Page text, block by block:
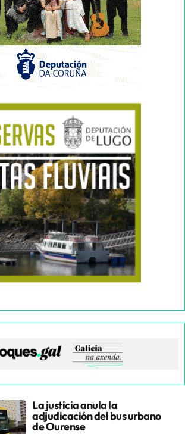
La justicia anula la
adjudicación del bus urbano
de Ourense